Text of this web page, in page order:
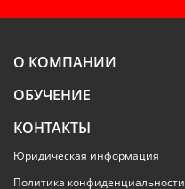
О КОМПАНИИ
ОБУЧЕНИЕ
КОНТАКТЫ
Юридическая информация
Политика конфиденциальности